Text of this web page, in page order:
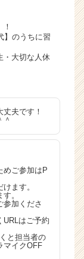
】のうちに習
・大切な人休
夫です！
＾
めご参加はP
ます。
。
参加くださ
URLはご予約
と担当者の
マイクOFF